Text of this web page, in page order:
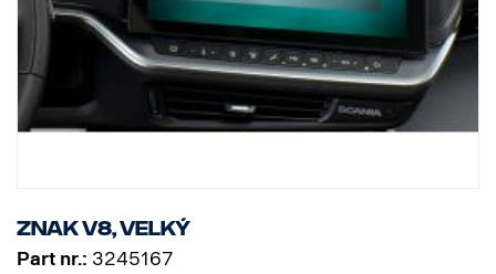
Znak V8, velký
Part nr.: 3245167